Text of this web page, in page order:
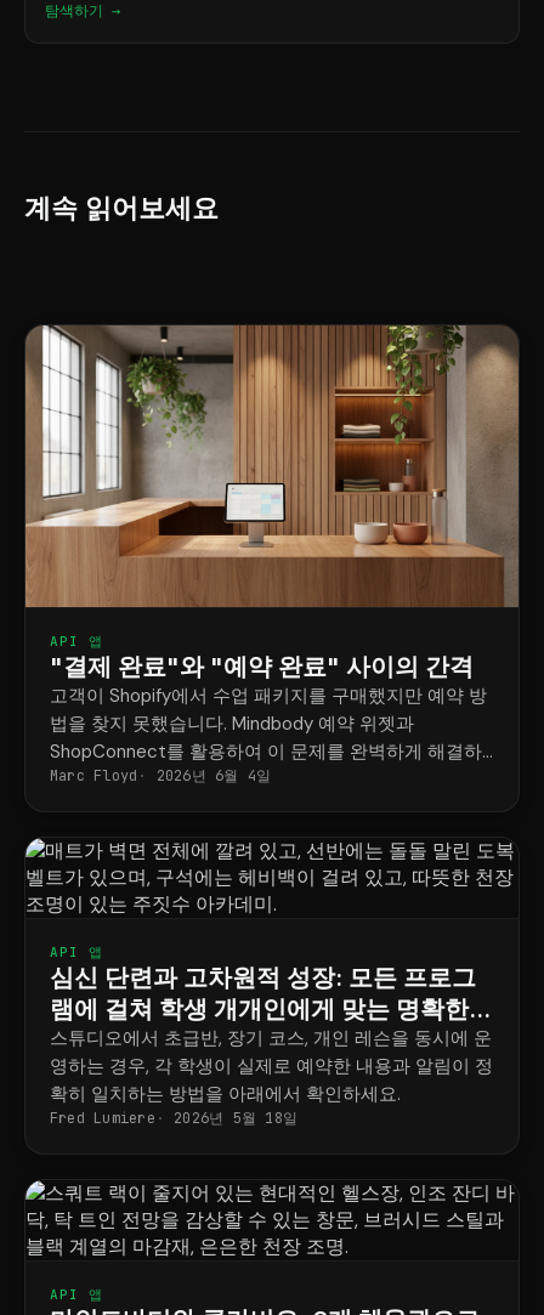
탐색하기 →
계속 읽어보세요
API 앱
"결제 완료"와 "예약 완료" 사이의 간격
고객이 Shopify에서 수업 패키지를 구매했지만 예약 방
법을 찾지 못했습니다. Mindbody 예약 위젯과
ShopConnect를 활용하여 이 문제를 완벽하게 해결하
는 방법을 소개합니다.
Marc Floyd 2026년 6월 4일
API 앱
심신 단련과 고차원적 성장: 모든 프로그
램에 걸쳐 학생 개개인에게 맞는 명확한
일정표
스튜디오에서 초급반, 장기 코스, 개인 레슨을 동시에 운
영하는 경우, 각 학생이 실제로 예약한 내용과 알림이 정
확히 일치하는 방법을 아래에서 확인하세요.
Fred Lumiere 2026년 5월 18일
API 앱